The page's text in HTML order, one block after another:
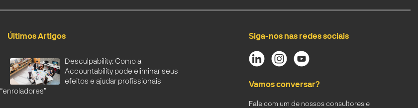
Últimos Artigos
Desculpability: Como a
Accountability pode eliminar seus
efeitos e ajudar profissionais
“enroladores”
Siga-nos nas redes sociais
Vamos conversar?
Fale com um de nossos consultores e